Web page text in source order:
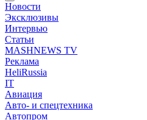
Новости
Эксклюзивы
Интервью
Статьи
MASHNEWS TV
Реклама
HeliRussia
IT
Авиация
Авто- и спецтехника
Автопром